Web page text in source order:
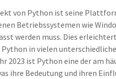
von Python ist seine
Betriebssystemen wie
werden muss. Dies
in vielen
2023 ist Python eine der am
ihre Bedeutung und ihren